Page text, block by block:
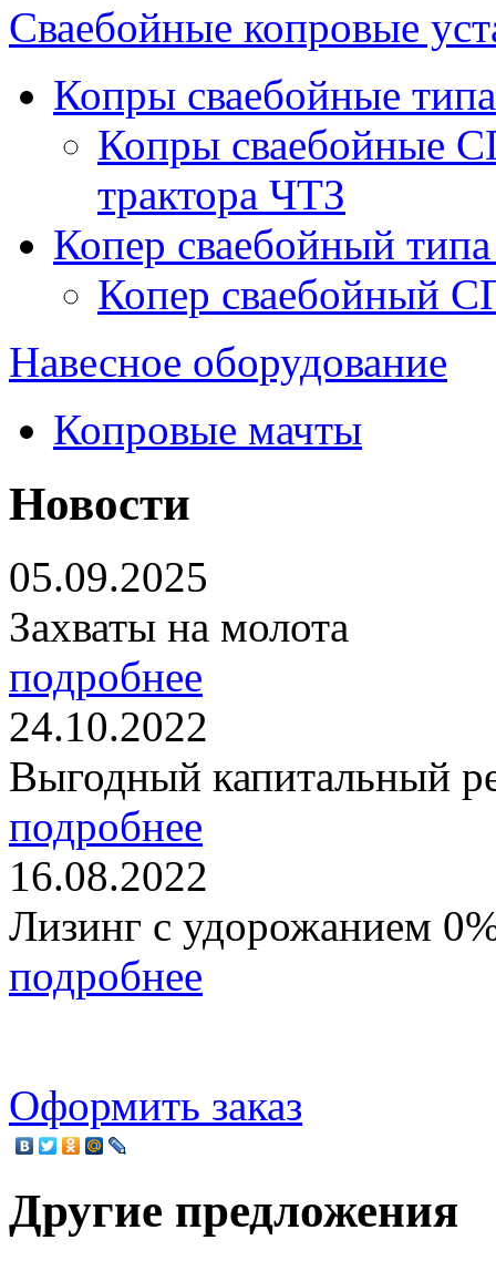
Сваебойные копровые
Копры сваебойные
Копры сваебойные
трактора ЧТЗ
Копер сваебойный
Копер сваебойный
Навесное оборудование
Копровые мачты
Новости
05.09.2025
Захваты на молота
подробнее
24.10.2022
Выгодный капитальный
подробнее
16.08.2022
Лизинг с удорожанием
подробнее
Оформить заказ
Другие предложения